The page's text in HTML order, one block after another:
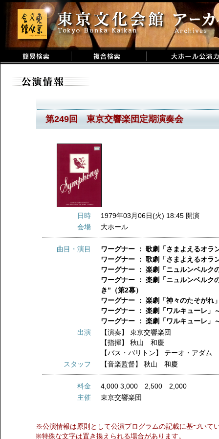
第249回 東京交響楽団定期演奏会
日時
1979年03月06日(火) 18:45 開演
会場
大ホール
曲目・演目
ワーグナー ： 歌劇「さまよえるオラ
ワーグナー ： 歌劇「さまよえるオラ
ワーグナー ： 楽劇「ニュルンベルク
ワーグナー ： 楽劇「ニュルンベルク
き”（第2幕）
ワーグナー ： 楽劇「神々のたそがれ
ワーグナー ： 楽劇「ワルキューレ」
ワーグナー ： 楽劇「ワルキューレ」
出演
【演奏】東京交響楽団
【指揮】秋山 和慶
【バス・バリトン】 テーオ・アダム
スタッフ
【音楽監督】秋山 和慶
料金
4,000 3,000 2,500 2,000
主催
東京交響楽団
※公演情報は原則として公演プログラムの記載に基づいて
※特殊な文字は置き換えられる場合があります。